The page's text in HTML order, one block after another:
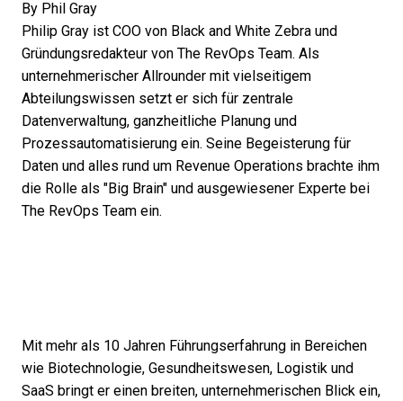
By Phil Gray
Philip Gray ist COO von Black and White Zebra und
Gründungsredakteur von The RevOps Team. Als
unternehmerischer Allrounder mit vielseitigem
Abteilungswissen setzt er sich für zentrale
Datenverwaltung, ganzheitliche Planung und
Prozessautomatisierung ein. Seine Begeisterung für
Daten und alles rund um Revenue Operations brachte ihm
die Rolle als "Big Brain" und ausgewiesener Experte bei
The RevOps Team ein.
Mit mehr als 10 Jahren Führungserfahrung in Bereichen
wie Biotechnologie, Gesundheitswesen, Logistik und
SaaS bringt er einen breiten, unternehmerischen Blick ein,